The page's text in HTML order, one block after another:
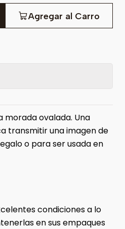
Agregar al Carro
morada ovalada. Una
transmitir una imagen de
o para ser usada en
condiciones a lo
en sus empaques